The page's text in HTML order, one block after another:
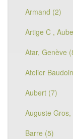
Armand (2)
Artige C ,
Atar, Genève
Atelier
Aubert (7)
Auguste
Barre (5)